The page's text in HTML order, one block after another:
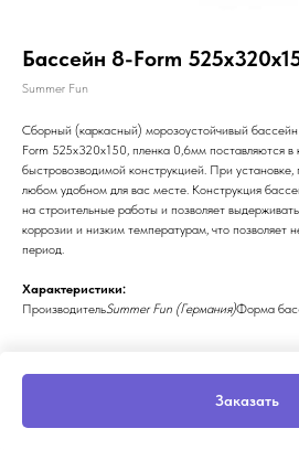
Бассейн 8-Form
Summer Fun
Заказать
Сборный (каркасный) морозоустойчивый
Form 525x320х150, пленка 0,6мм поставляются
быстровозводимой конструкцией. При установке,
любом удобном для вас месте. Конструкция
на строительные работы и позволяет
коррозии и низким температурам, что позволяет
период.
Характеристики:
ПроизводительSummer Fun (Германия)Форма